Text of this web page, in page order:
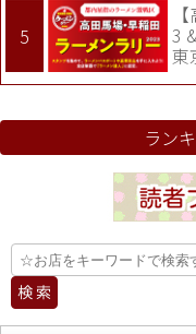
3
東
ラン